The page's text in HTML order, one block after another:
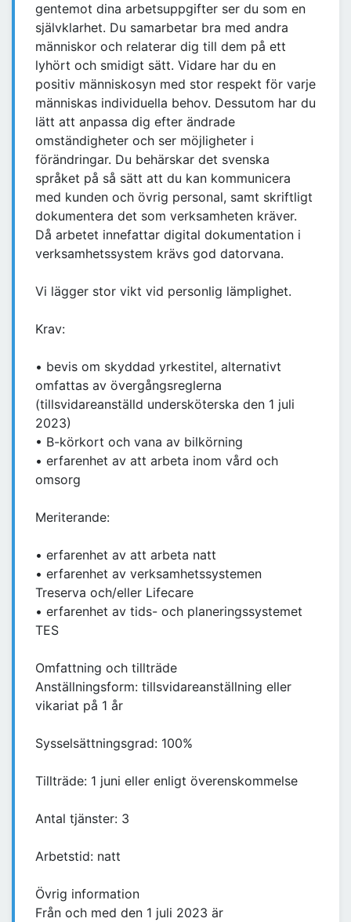
gentemot dina arbetsuppgifter ser du som en
självklarhet. Du samarbetar bra med andra
människor och relaterar dig till dem på ett
lyhört och smidigt sätt. Vidare har du en
positiv människosyn med stor respekt för varje
människas individuella behov. Dessutom har du
lätt att anpassa dig efter ändrade
omständigheter och ser möjligheter i
förändringar. Du behärskar det svenska
språket på så sätt att du kan kommunicera
med kunden och övrig personal, samt skriftligt
dokumentera det som verksamheten kräver.
Då arbetet innefattar digital dokumentation i
verksamhetssystem krävs god datorvana.
Vi lägger stor vikt vid personlig lämplighet.
Krav:
• bevis om skyddad yrkestitel, alternativt
omfattas av övergångsreglerna
(tillsvidareanställd undersköterska den 1 juli
2023)
• B-körkort och vana av bilkörning
• erfarenhet av att arbeta inom vård och
omsorg
Meriterande:
• erfarenhet av att arbeta natt
• erfarenhet av verksamhetssystemen
Treserva och/eller Lifecare
• erfarenhet av tids- och planeringssystemet
TES
Omfattning och tillträde
Anställningsform: tillsvidareanställning eller
vikariat på 1 år
Sysselsättningsgrad: 100%
Tillträde: 1 juni eller enligt överenskommelse
Antal tjänster: 3
Arbetstid: natt
Övrig information
Från och med den 1 juli 2023 är